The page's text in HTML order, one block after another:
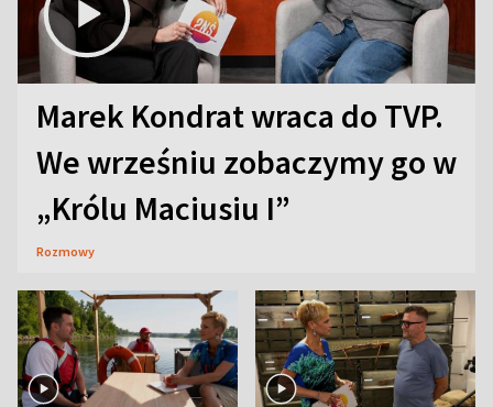
Marek Kondrat wraca do TVP.
We wrześniu zobaczymy go w
„Królu Maciusiu I”
Rozmowy